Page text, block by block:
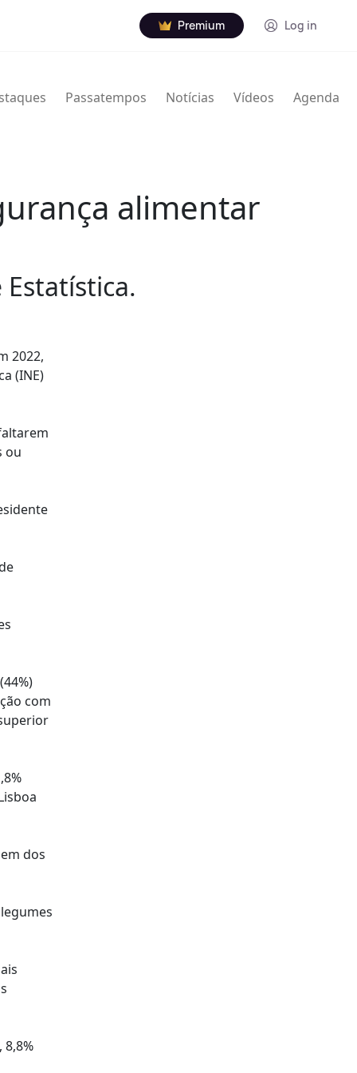
Premium Log in
Passatempos Notícias Vídeos Agenda
alimentar
2022,
(INE)
ou
com
dos